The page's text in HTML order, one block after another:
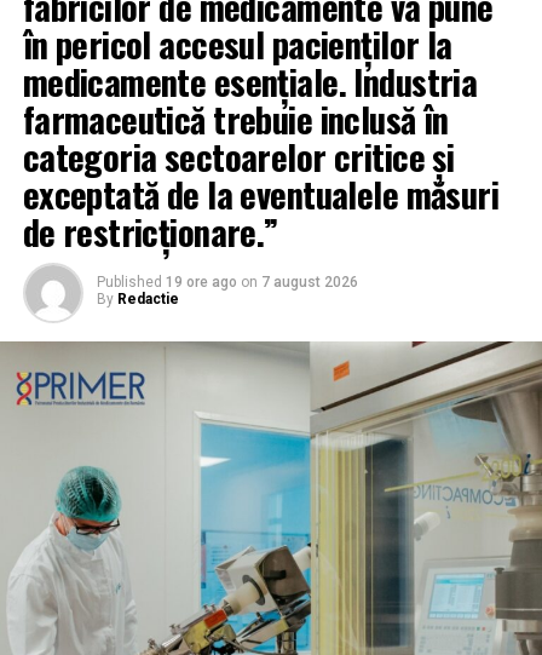
în pericol accesul pacienților la
medicamente esențiale. Industria
farmaceutică trebuie inclusă în
categoria sectoarelor critice și
exceptată de la eventualele măsuri
de restricționare.”
Published 19 ore ago on 7 august 2026
By Redactie